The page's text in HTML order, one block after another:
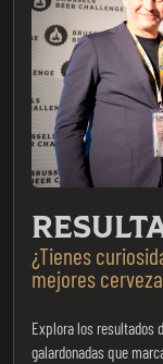
¿Tienes
mejores
Explora los resultados
galardonadas que